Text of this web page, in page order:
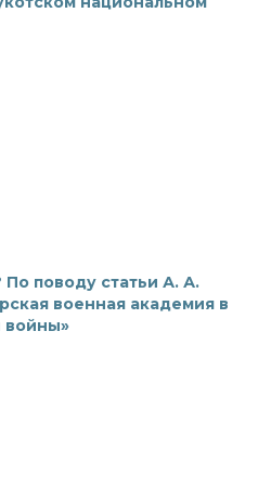
поводу статьи А. А.
военная академия в
войны»